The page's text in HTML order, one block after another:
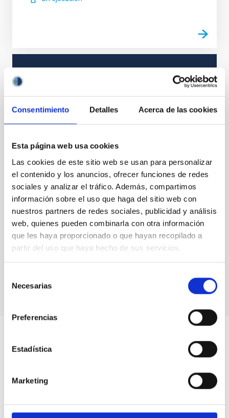
Consentimiento Detalles Acerca de las cookies
Esta página web usa cookies
Las cookies de este sitio web se usan para personalizar
el contenido y los anuncios, ofrecer funciones de redes
sociales y analizar el tráfico. Además, compartimos
información sobre el uso que haga del sitio web con
nuestros partners de redes sociales, publicidad y análisis
web, quienes pueden combinarla con otra información
que les haya proporcionado o que hayan recopilado a
partir del uso que haya hecho de sus servicios.
Necesarias
Preferencias
Estadística
Marketing
EUROPEO
TIPO DE FINANCIACIÓN
Telescopios